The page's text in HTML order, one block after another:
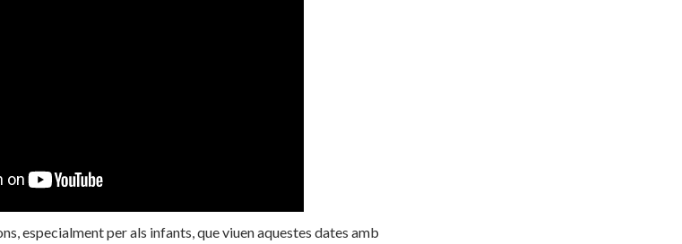
especialment per als infants, que viuen aquestes dates amb